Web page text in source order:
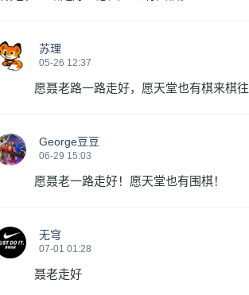
苏理
05-26 12:37
愿聂老路一路走好，愿天堂也有棋来棋往
George豆豆
06-29 15:03
愿聂老一路走好！愿天堂也有围棋！
无穹
07-01 01:28
聂老走好